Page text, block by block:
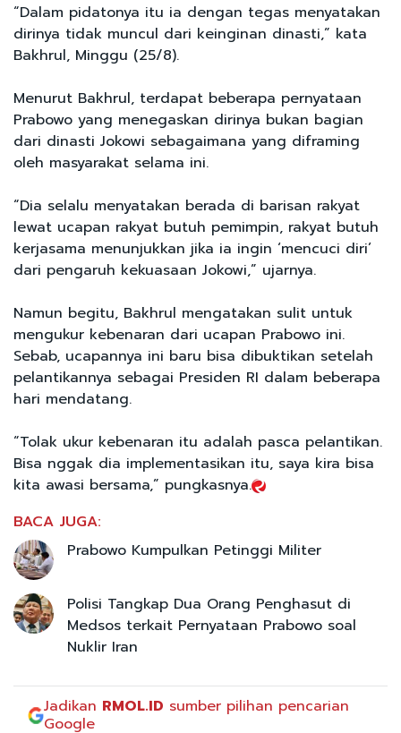
“Dalam pidatonya itu ia dengan tegas menyatakan
dirinya tidak muncul dari keinginan dinasti,” kata
Bakhrul, Minggu (25/8).
Menurut Bakhrul, terdapat beberapa pernyataan
Prabowo yang menegaskan dirinya bukan bagian
dari dinasti Jokowi sebagaimana yang diframing
oleh masyarakat selama ini.
“Dia selalu menyatakan berada di barisan rakyat
lewat ucapan rakyat butuh pemimpin, rakyat butuh
kerjasama menunjukkan jika ia ingin ‘mencuci diri’
dari pengaruh kekuasaan Jokowi,” ujarnya.
Namun begitu, Bakhrul mengatakan sulit untuk
mengukur kebenaran dari ucapan Prabowo ini.
Sebab, ucapannya ini baru bisa dibuktikan setelah
pelantikannya sebagai Presiden RI dalam beberapa
hari mendatang.
“Tolak ukur kebenaran itu adalah pasca pelantikan.
Bisa nggak dia implementasikan itu, saya kira bisa
kita awasi bersama,” pungkasnya.
BACA JUGA:
Prabowo Kumpulkan Petinggi Militer
Polisi Tangkap Dua Orang Penghasut di
Medsos terkait Pernyataan Prabowo soal
Nuklir Iran
Jadikan RMOL.ID sumber pilihan pencarian
Google